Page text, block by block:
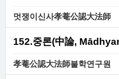
멋쟁이신사孝菴公認大法師
152.중론(中論,
孝菴公認大法師불학연구원